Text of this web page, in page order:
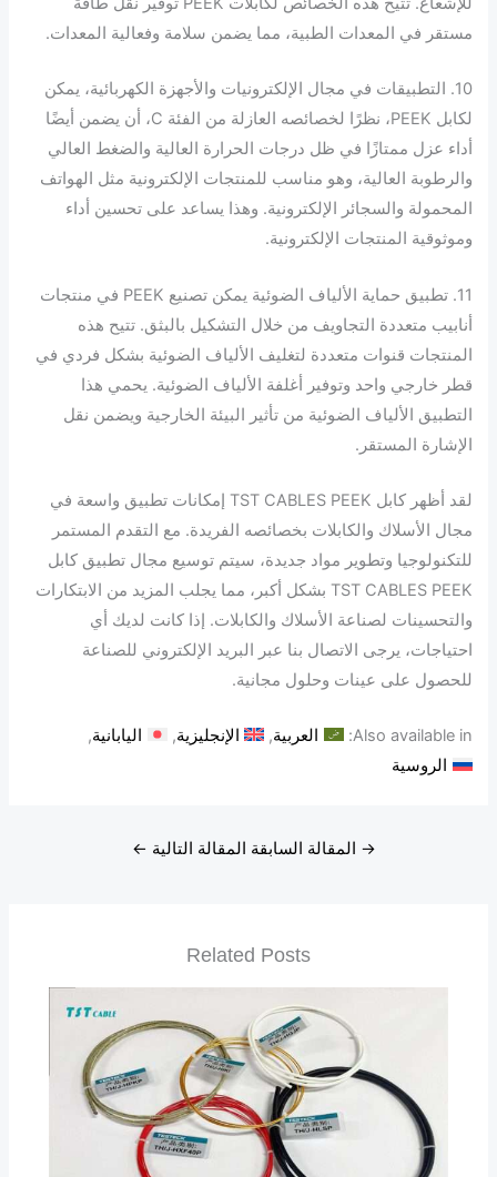
مستقر في المعدات الطبية، مما يضمن سلامة وفعالية المعدات.
10. التطبيقات في مجال الإلكترونيات والأجهزة الكهربائية، يمكن
لكابل PEEK، نظرًا لخصائصه العازلة من الفئة C، أن يضمن أيضًا
أداء عزل ممتازًا في ظل درجات الحرارة العالية والضغط العالي
والرطوبة العالية، وهو مناسب للمنتجات الإلكترونية مثل الهواتف
المحمولة والسجائر الإلكترونية. وهذا يساعد على تحسين أداء
وموثوقية المنتجات الإلكترونية.
11. تطبيق حماية الألياف الضوئية يمكن تصنيع PEEK في منتجات
أنابيب متعددة التجاويف من خلال التشكيل بالبثق. تتيح هذه
المنتجات قنوات متعددة لتغليف الألياف الضوئية بشكل فردي في
قطر خارجي واحد وتوفير أغلفة الألياف الضوئية. يحمي هذا
التطبيق الألياف الضوئية من تأثير البيئة الخارجية ويضمن نقل
الإشارة المستقر.
لقد أظهر كابل TST CABLES PEEK إمكانات تطبيق واسعة في
مجال الأسلاك والكابلات بخصائصه الفريدة. مع التقدم المستمر
للتكنولوجيا وتطوير مواد جديدة، سيتم توسيع مجال تطبيق كابل
TST CABLES PEEK بشكل أكبر، مما يجلب المزيد من الابتكارات
والتحسينات لصناعة الأسلاك والكابلات. إذا كانت لديك أي
احتياجات، يرجى الاتصال بنا عبر البريد الإلكتروني للصناعة
للحصول على عينات وحلول مجانية.
Also available in: العربية الإنجليزية
اليابانية
الروسية
→ المقالة السابقة المقالة التالية ←
Related Posts